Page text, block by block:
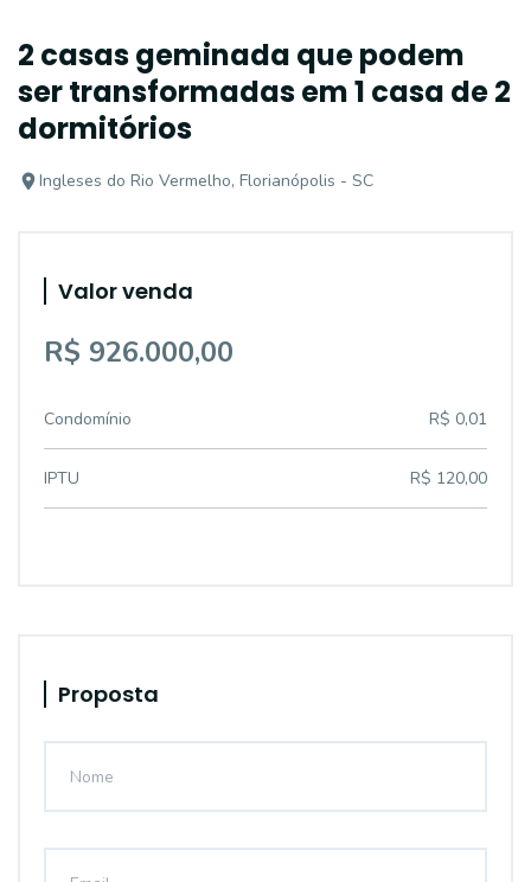
2 casas geminada que podem
ser transformadas em 1 casa de 2
dormitórios
Ingleses do Rio Vermelho, Florianópolis - SC
Valor venda
R$ 926.000,00
Condomínio R$ 0,01
IPTU R$ 120,00
Proposta